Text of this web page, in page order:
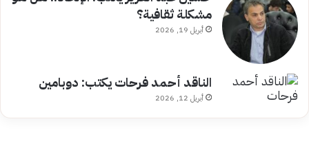
مشكلة ثقافية؟
أبريل 19, 2026
الناقد أحمد فرحات يكتب: دوبامين
أبريل 12, 2026